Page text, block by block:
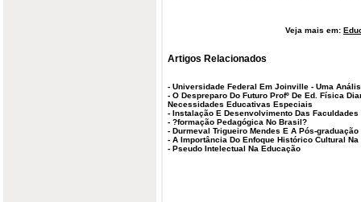
Veja mais em:
Artigos Relacionados
- Universidade Federal Em Joinville - Uma
- O Despreparo Do Futuro Profº De Ed. Física
Necessidades Educativas Especiais
- Instalação E Desenvolvimento Das
- ?formação Pedagógica No Brasil?
- Durmeval Trigueiro Mendes E A Pós-
- A Importância Do Enfoque Histórico Cultural
- Pseudo Intelectual Na Educação